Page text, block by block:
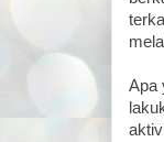
Apa